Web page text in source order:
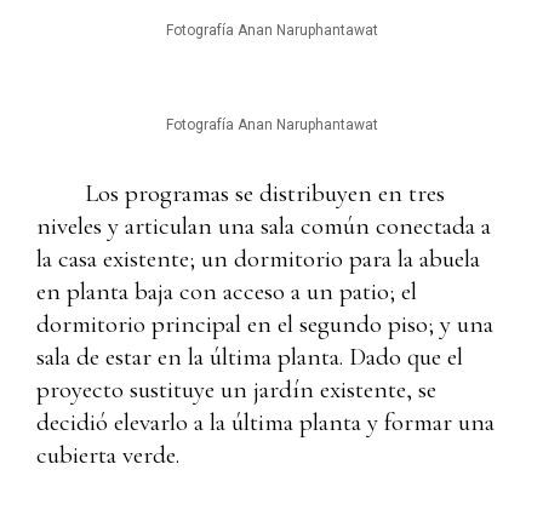
Fotografía Anan Naruphantawat
Fotografía Anan Naruphantawat
Los programas se distribuyen en tres
niveles y articulan una sala común conectada a
la casa existente; un dormitorio para la abuela
en planta baja con acceso a un patio; el
dormitorio principal en el segundo piso; y una
sala de estar en la última planta. Dado que el
proyecto sustituye un jardín existente, se
decidió elevarlo a la última planta y formar una
cubierta verde.